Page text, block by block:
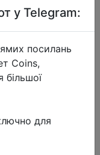
Sound PC
у Telegram:
посилань
Coins,
більшої
для